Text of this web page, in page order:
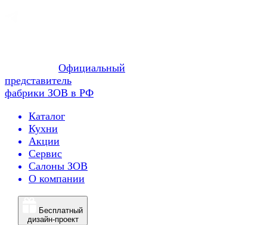
Официальный
представитель
фабрики ЗОВ в РФ
Каталог
Кухни
Акции
Сервис
Салоны ЗОВ
О компании
Бесплатный
дизайн-проект